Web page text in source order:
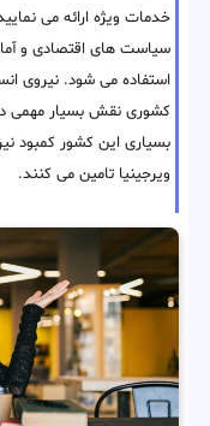
خدمات ویژه ارائه می
سیاست های اقتصادی و
استفاده می شود. نیروی
کشوری نقش بسیار مهمی
بسیاری این کشور کمبود
ویرجینیا تامین می کنند.